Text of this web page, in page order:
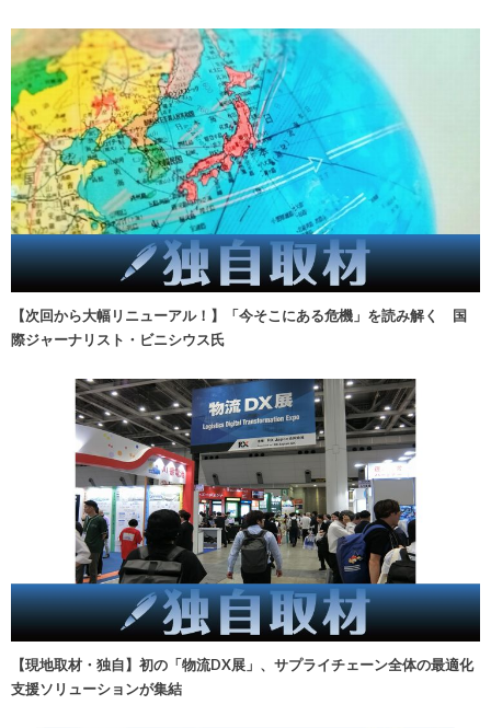
【次回から大幅リニューアル！】「今そこにある危機」を読み解く 国
際ジャーナリスト・ビニシウス氏
【現地取材・独自】初の「物流DX展」、サプライチェーン全体の最適化
支援ソリューションが集結